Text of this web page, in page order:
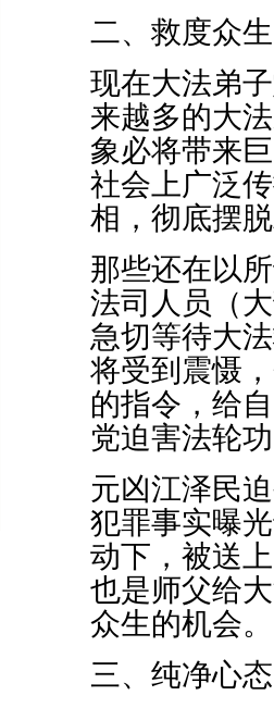
二、救度众
现在大法弟
来越多的大
象必将带来
社会上广泛
相，彻底摆
那些还在以
法司人员（
急切等待大
将受到震慑
的指令，给
党迫害法轮
元凶江泽民
犯罪事实曝
动下，被送
也是师父给
众生的机会。
三、纯净心